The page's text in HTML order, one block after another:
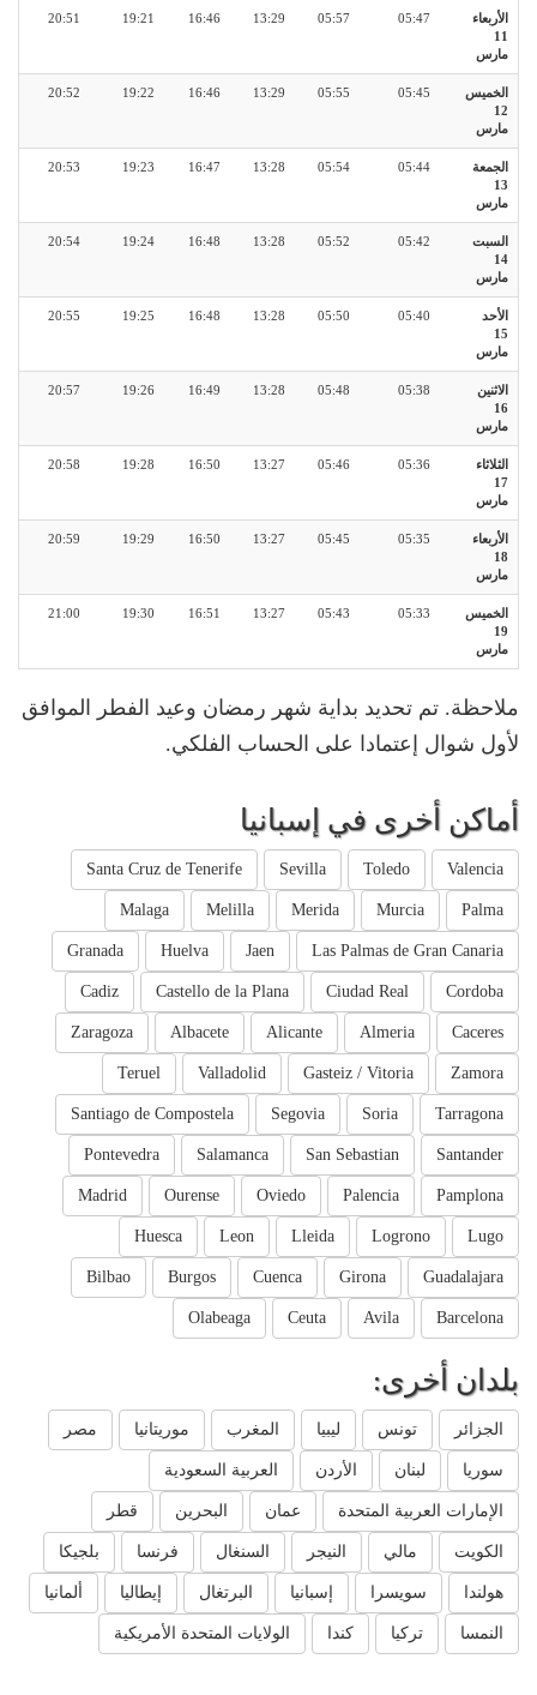
الأربعاء
11
مارس
05:47
05:57
13:29
16:46
19:21
20:51
الخميس
12
مارس
05:45
05:55
13:29
16:46
19:22
20:52
الجمعة
13
مارس
05:44
05:54
13:28
16:47
19:23
20:53
السبت
14
مارس
05:42
05:52
13:28
16:48
19:24
20:54
الأحد
15
مارس
05:40
05:50
13:28
16:48
19:25
20:55
الاثنين
16
مارس
05:38
05:48
13:28
16:49
19:26
20:57
الثلاثاء
17
مارس
05:36
05:46
13:27
16:50
19:28
20:58
الأربعاء
18
مارس
05:35
05:45
13:27
16:50
19:29
20:59
الخميس
19
مارس
05:33
05:43
13:27
16:51
19:30
21:00
ملاحظة. تم تحديد بداية شهر رمضان وعيد الفطر الموافق
لأول شوال إعتمادا على الحساب الفلكي.
أماكن أخرى في إسبانيا
Valencia
Toledo
Sevilla
Santa Cruz de Tenerife
Palma
Murcia
Merida
Melilla
Malaga
Las Palmas de Gran Canaria
Jaen
Huelva
Granada
Cordoba
Ciudad Real
Castello de la Plana
Cadiz
Caceres
Almeria
Alicante
Albacete
Zaragoza
Zamora
Gasteiz / Vitoria
Valladolid
Teruel
Tarragona
Soria
Segovia
Santiago de Compostela
Santander
San Sebastian
Salamanca
Pontevedra
Pamplona
Palencia
Oviedo
Ourense
Madrid
Lugo
Logrono
Lleida
Leon
Huesca
Guadalajara
Girona
Cuenca
Burgos
Bilbao
Barcelona
Avila
Ceuta
Olabeaga
بلدان أخرى:
الجزائر تونس ليبيا المغرب موريتانيا مصر
سوريا لبنان الأردن العربية السعودية
الإمارات العربية المتحدة عمان البحرين قطر
الكويت مالي النيجر السنغال فرنسا بلجيكا
هولندا سويسرا إسبانيا البرتغال إيطاليا ألمانيا
النمسا تركيا كندا الولايات المتحدة الأمريكية